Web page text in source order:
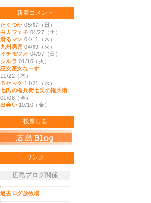
新着コメント
たくつか05/07（日）
白人フェチ 04/27（土）
滑るマン 04/11（木）
九州男児 04/09（火）
イチモツオ 04/07（日）
シルラ 01/15（火）
巫女巫女なーす
11/22（木）
５セック 11/21（水）
七氏の権兵衛七氏の権兵衛
01/08（金）
出会い 10/10（金）
投票しる
リンク
広島ブログ関係
過去ログ放牧場